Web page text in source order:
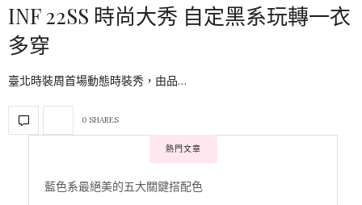
INF 22SS 時尚大秀 自定黑系玩轉一衣
多穿
臺北時裝周首場動態時裝秀，由品…
0 SHARES
熱門文章
藍色系最絕美的五大關鍵搭配色